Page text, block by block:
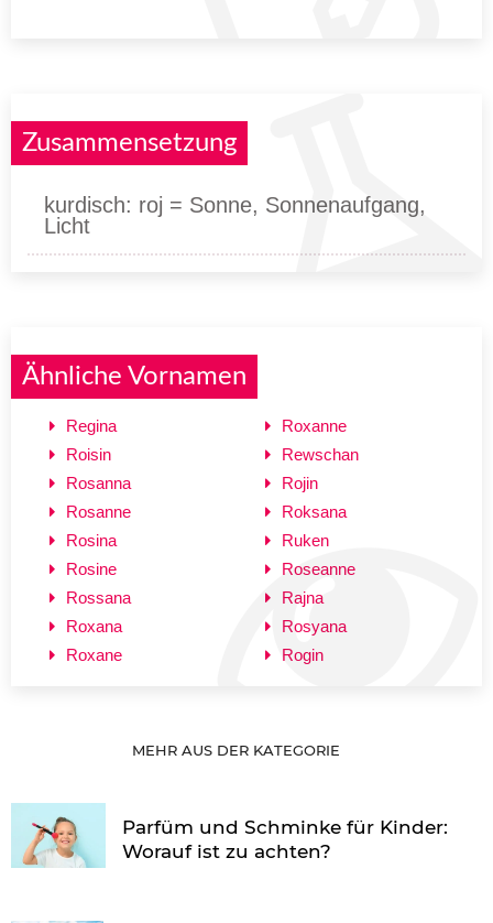
Zusammensetzung
kurdisch: roj = Sonne, Sonnenaufgang,
Licht
Ähnliche Vornamen
Regina
Roisin
Rosanna
Rosanne
Rosina
Rosine
Rossana
Roxana
Roxane
Roxanne
Rewschan
Rojin
Roksana
Ruken
Roseanne
Rajna
Rosyana
Rogin
MEHR AUS DER KATEGORIE
Parfüm und Schminke für Kinder:
Worauf ist zu achten?